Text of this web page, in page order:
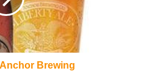
Brewing